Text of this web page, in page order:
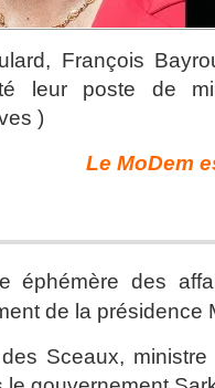
François
leur poste de
)
Le MoDem
éphémère des
de la présidence
Sceaux,